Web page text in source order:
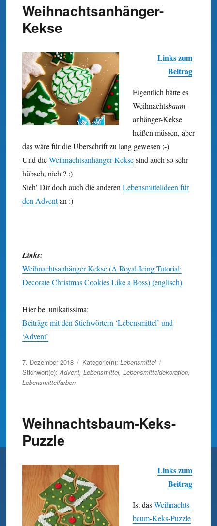
Weihnachtsanhänger-
Kekse
Links zum
Beitrag
Eigentlich hätte es
Weihnachts­baum­
anhänger-Kekse
heißen müssen, aber
das wäre für die Überschrift zu lang gewesen ;-)
Und dieWeihnachts­anhänger-Keksesind auch so sehr
hübsch, nicht? :)
Sieh’ Dir doch auch die anderenLebens­mittel­ideen für
den Adventan :)
Links:
Weihnachtsanhänger-Kekse (A Royal-Icing Tutorial:
Decorate Christmas Cookies Like a Boss) (englisch)
Hier bei unikatissima:
Beiträge mit den Stichwörtern ‘Lebensmittel’ und
‘Advent’
Veröffentlicht
am
7. Dezember 2018 Kategorie(n): Lebensmittel
Stichwort(e):Advent, Lebensmittel, Lebensmitteldekoration,
Lebensmittelfarben
Weihnachtsbaum-Keks-
Puzzle
Links zum
Beitrag
Ist dasWeihnachts­
baum-Keks-Puzzle